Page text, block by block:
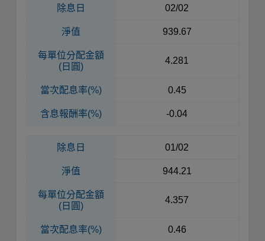
除息日 02/02
淨值 939.67
每單位分配金額
(日圓)
4.281
當次配息率(%) 0.45
含息報酬率(%) -0.04
除息日 01/02
淨值 944.21
每單位分配金額
(日圓)
4.357
當次配息率(%) 0.46